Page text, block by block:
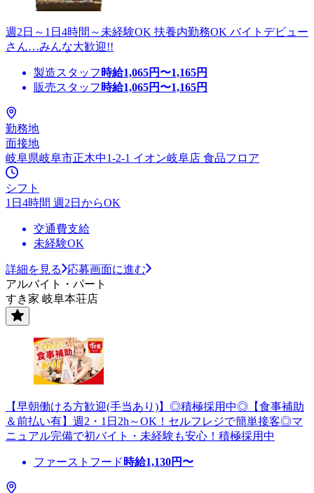
週2日～1日4時間～未経験OK 扶養内勤務OK バイトデビュー
さん…みんな大歓迎!!
製造スタッフ 時給1,065円〜1,165円
販売スタッフ 時給1,065円〜1,165円
勤務地
面接地
岐阜県岐阜市正木中1-2-1 イオン岐阜店 食品フロア
シフト
1日4時間 週2日からOK
交通費支給
未経験OK
詳細を見る
応募画面に進む
アルバイト・パート
すき家 岐阜本荘店
【早朝働ける方歓迎(手当あり)】◎積極採用中◎【食事補助
＆前払い有】週2・1日2h～OK！セルフレジで簡単接客◎マ
ニュアル完備で初バイト・未経験も安心！積極採用中
ファーストフード 時給1,130円〜